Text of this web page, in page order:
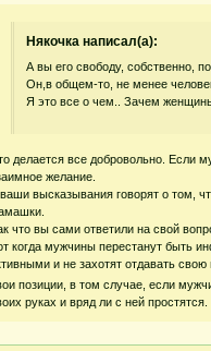
Някочка написал(а):
А вы его свободу, собственно,
Он,в общем-то, не менее
Я это все о чем.. Зачем
делается все добровольно. Если
желание.
высказывания говорят о том,
что вы сами ответили на свой
когда мужчины перестанут быть
и не захотят отдавать
позиции, в том случае, если
руках и вряд ли с ней простятся.